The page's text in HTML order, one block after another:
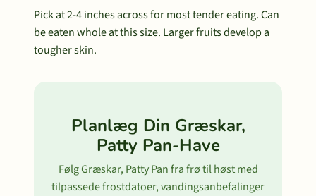
Pick at 2-4 inches across for most tender eating. Can
be eaten whole at this size. Larger fruits develop a
tougher skin.
Planlæg Din Græskar,
Patty Pan-Have
Følg Græskar, Patty Pan fra frø til høst med
tilpassede frostdatoer, vandingsanbefalinger